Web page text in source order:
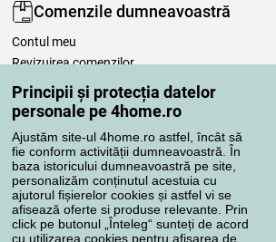
Principii și protecția datelor
personale pe 4home.ro
Ajustăm site-ul 4home.ro astfel, încât să
fie conform activității dumneavoastră. În
baza istoricului dumneavoastră pe site,
personalizăm conținutul acestuia cu
ajutorul fișierelor cookies și astfel vi se
afisează oferte si produse relevante. Prin
click pe butonul „Înteleg“ sunteți de acord
cu utilizarea cookies pentru afișarea de
Comenzile dumneavoastră
Contul meu
Revizuirea comenzilor
Reclamaţii
Retragere de la contract
Regulile de procesare a recenziilor
Metode de transport
Metode de plată